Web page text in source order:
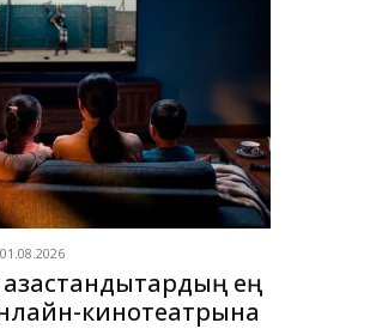
01.08.2026
ең
кинотеатрына